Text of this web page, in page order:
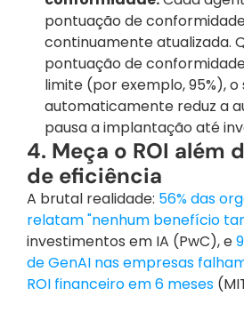
pontuação de
continuamente atualizada.
pontuação de
limite (por exemplo, 95%), o
automaticamente reduz a
pausa a implantação até
4. Meça o ROI além
de eficiência
A brutal realidade: 56% das
relatam "nenhum benefício
investimentos em IA (PwC), e
de GenAI nas empresas
ROI financeiro em 6 meses